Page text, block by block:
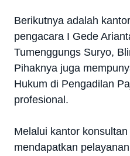
Berikutnya adalah
pengacara I Gede
Tumenggungs Suryo,
Pihaknya juga
Hukum di Pengadilan
profesional.
Melalui kantor
mendapatkan